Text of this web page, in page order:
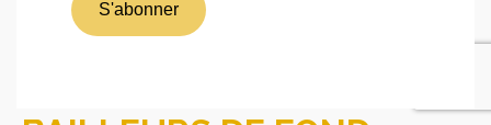
précieux soutien.